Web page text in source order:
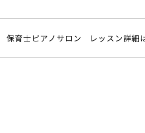
保育士ピアノサロン レッスン詳細